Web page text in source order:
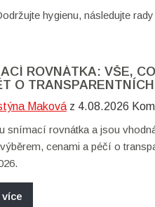
hygienu, následujte
ROVNÁTKA: VŠE,
O
2026
Makováz 4.08.2026
snímací rovnátka a jsou
cenami a péčí o